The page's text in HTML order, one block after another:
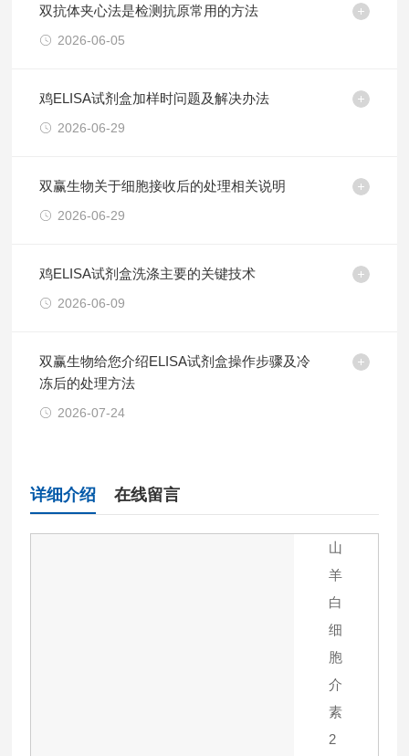
双抗体夹心法是检测抗原常用的方法
2026-06-05
鸡ELISA试剂盒加样时问题及解决办法
2026-06-29
双赢生物关于细胞接收后的处理相关说明
2026-06-29
鸡ELISA试剂盒洗涤主要的关键技术
2026-06-09
双赢生物给您介绍ELISA试剂盒操作步骤及冷
冻后的处理方法
2026-07-24
详细介绍 在线留言
山
羊
白
细
胞
介
素
2